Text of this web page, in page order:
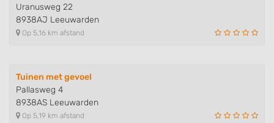
Uranusweg 22
8938AJ Leeuwarden
Op 5,16 km afstand
Tuinen met gevoel
Pallasweg 4
8938AS Leeuwarden
Op 5,19 km afstand